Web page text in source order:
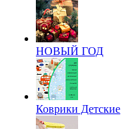
НОВЫЙ ГОД
Коврики Детские